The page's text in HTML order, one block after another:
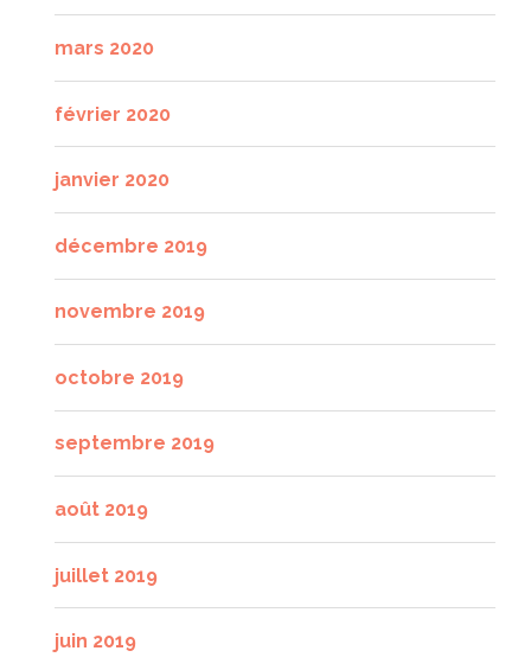
mars 2020
février 2020
janvier 2020
décembre 2019
novembre 2019
octobre 2019
septembre 2019
août 2019
juillet 2019
juin 2019